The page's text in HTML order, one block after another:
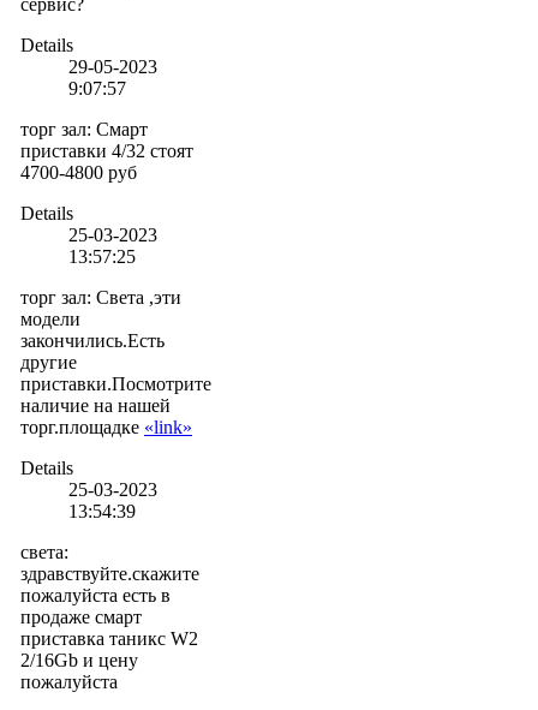
Details
29-05-2023
9:07:57
торг зал: Смарт
приставки 4/32 стоят
4700-4800 руб
Details
25-03-2023
13:57:25
торг зал: Света ,эти
модели
закончились.Есть
другие
приставки.Посмотрите
наличие на нашей
торг.площадке «link»
Details
25-03-2023
13:54:39
света:
здравствуйте.скажите
пожалуйста есть в
продаже смарт
приставка таникс W2
2/16Gb и цену
пожалуйста